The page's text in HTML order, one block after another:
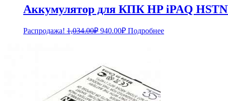
Аккумулятор для КПК HP iPAQ
Распродажа! 1,034.00₽ Первоначальная
940.00₽Текущая
Подробнее